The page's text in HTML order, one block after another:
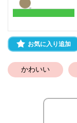
お気に入り追加
かわいい